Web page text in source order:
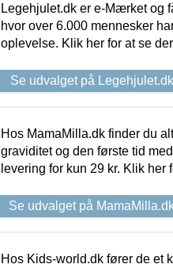
Legehjulet.dk er e-Mærket og
hvor over 6.000 mennesker
oplevelse. Klik her for at se
Se udvalget på Legehjulet.dk
Hos MamaMilla.dk finder du
graviditet og den første tid
levering for kun 29 kr. Klik her
Se udvalget på
Hos Kids-world.dk fører de et